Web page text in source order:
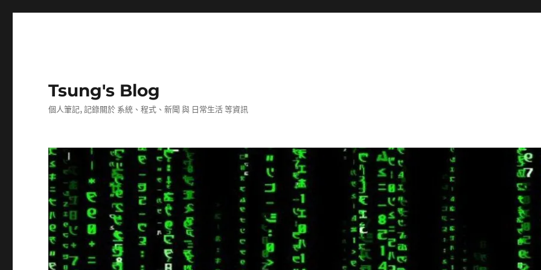
Tsung's Blog
個人筆記, 記錄關於 系統、程式、新聞 與 日常生活 等資訊